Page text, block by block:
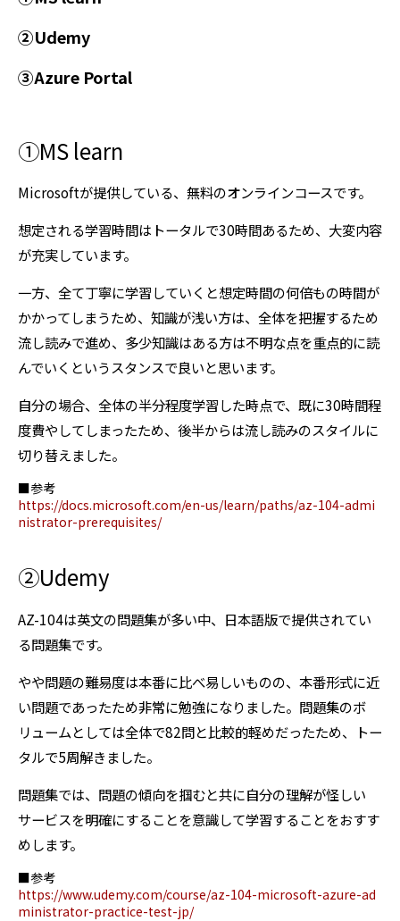
②Udemy
③Azure Portal
①MS learn
Microsoftが提供している、無料のオンラインコースです。
想定される学習時間はトータルで30時間あるため、大変内容
が充実しています。
一方、全て丁寧に学習していくと想定時間の何倍もの時間が
かかってしまうため、知識が浅い方は、全体を把握するため
流し読みで進め、多少知識はある方は不明な点を重点的に読
んでいくというスタンスで良いと思います。
自分の場合、全体の半分程度学習した時点で、既に30時間程
度費やしてしまったため、後半からは流し読みのスタイルに
切り替えました。
■参考
https://docs.microsoft.com/en-us/learn/paths/az-104-admi
nistrator-prerequisites/
②Udemy
AZ-104は英文の問題集が多い中、日本語版で提供されてい
る問題集です。
やや問題の難易度は本番に比べ易しいものの、本番形式に近
い問題であったため非常に勉強になりました。問題集のボ
リュームとしては全体で82問と比較的軽めだったため、トー
タルで5周解きました。
問題集では、問題の傾向を掴むと共に自分の理解が怪しい
サービスを明確にすることを意識して学習することをおすす
めします。
■参考
https://www.udemy.com/course/az-104-microsoft-azure-ad
ministrator-practice-test-jp/